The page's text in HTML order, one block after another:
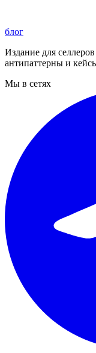
блог
Издание для
антипаттерны и
Мы в сетях